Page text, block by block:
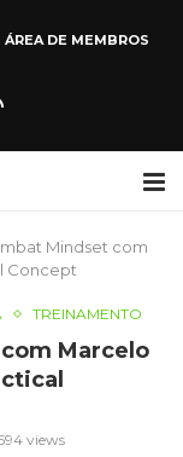
ÁREA DE MEMBROS
Mindset com
Concept
TREINAMENTO
Marcelo
views